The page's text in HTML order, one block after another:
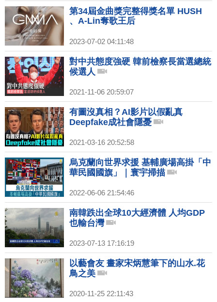
第34屆金曲獎完整得獎名單 HUSH
、A-Lin奪歌王后
2023-07-02 04:11:48
對中共態度強硬 韓前檢察長當選總統
候選人
2021-11-06 20:59:07
有圖沒真相？AI影片以假亂真
Deepfake成社會隱憂
2021-03-16 20:52:58
烏克蘭向世界求援 基輔廣場高掛「中
華民國國旗」｜寰宇掃描
2022-06-06 21:54:46
南韓跌出全球10大經濟體 人均GDP
也輸台灣
2023-07-13 17:16:19
以藝會友 畫家宋炳慧筆下的山水.花
鳥之美
2020-11-25 22:11:43